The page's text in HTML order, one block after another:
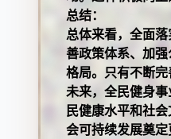
总结：
总体来看，全面
善政策体系、加
格局。只有不断
未来，全民健身
民健康水平和社
会可持续发展奠定